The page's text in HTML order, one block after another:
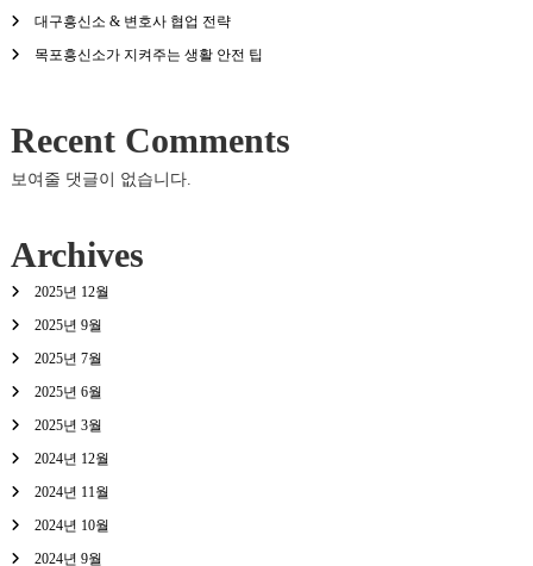
대구흥신소 & 변호사 협업 전략
목포흥신소가 지켜주는 생활 안전 팁
Recent Comments
보여줄 댓글이 없습니다.
Archives
2025년 12월
2025년 9월
2025년 7월
2025년 6월
2025년 3월
2024년 12월
2024년 11월
2024년 10월
2024년 9월